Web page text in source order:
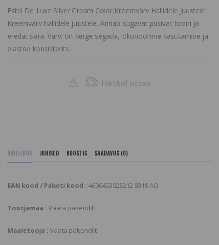
Estel De Luxe Silver Cream Color,Kreemvärv Hallidele Juustele
Kreemvärv hallidele juustele. Annab sügavat püsivat tooni ja
eredat sära. Värvi on kerge segada, ökonoomne kasutamine ja
elastne konsistents.
Hetkel otsas
KIRJELDUS JUHISED KOOSTIS SAADAVUS (0)
EAN kood / Paketi kood : 4606453023212 8318 AO
Tootjamaa : Vaata pakendilt
Maaletooja : Vaata pakendilt